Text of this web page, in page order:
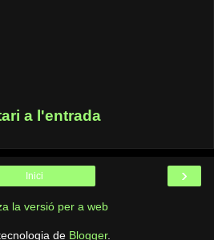
a l'entrada
›
Inici
la versió per a web
de Blogger.